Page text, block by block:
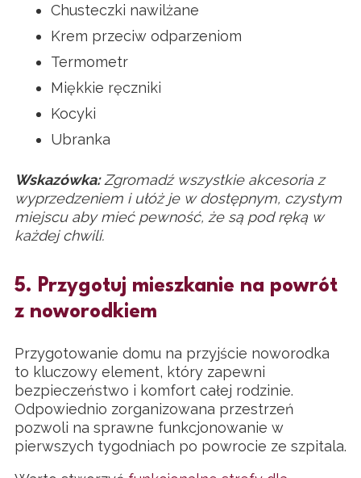
Chusteczki nawilżane
Krem przeciw odparzeniom
Termometr
Miękkie ręczniki
Kocyki
Ubranka
Wskazówka: Zgromadź wszystkie akcesoria z
wyprzedzeniem i ułóż je w dostępnym, czystym
miejscu aby mieć pewność, że są pod ręką w
każdej chwili.
5. Przygotuj mieszkanie na powrót
z noworodkiem
Przygotowanie domu na przyjście noworodka
to kluczowy element, który zapewni
bezpieczeństwo i komfort całej rodzinie.
Odpowiednio zorganizowana przestrzeń
pozwoli na sprawne funkcjonowanie w
pierwszych tygodniach po powrocie ze szpitala.